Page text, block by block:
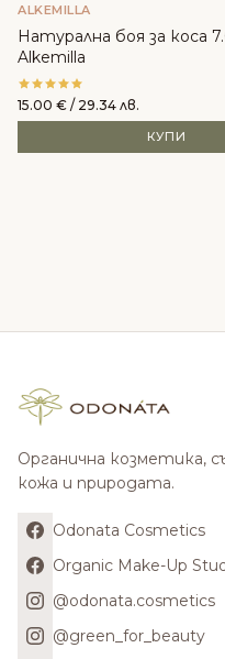
ALKEMILLA
Натурална боя за коса
Alkemilla
15.00 € / 29.34 лв.
КУПИ
Органична козметика,
кожа и природата.
Odonata Cosmetics
Organic Make-Up
@odonata.cosmetics
@green_for_beauty